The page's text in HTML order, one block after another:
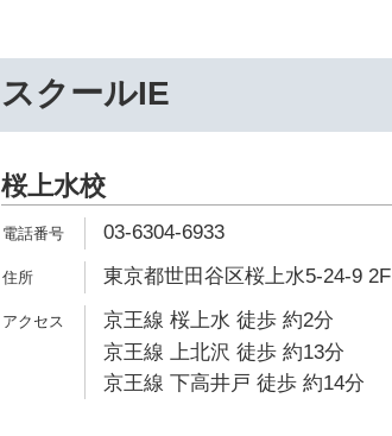
スクールIE
桜上水校
03-6304-6933
東京都世田谷区桜上水5-24-9 2F
京王線 桜上水 徒歩 約2分
京王線 上北沢 徒歩 約13分
京王線 下高井戸 徒歩 約14分